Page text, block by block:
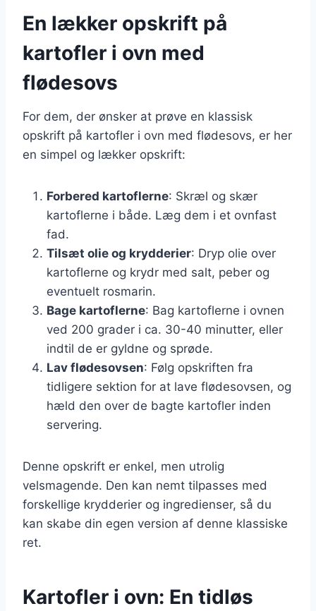
En lækker opskrift på
kartofler i ovn med
flødesovs
For dem, der ønsker at prøve en klassisk
opskrift på kartofler i ovn med flødesovs, er her
en simpel og lækker opskrift:
Forbered kartoflerne: Skræl og skær
kartoflerne i både. Læg dem i et ovnfast
fad.
Tilsæt olie og krydderier: Dryp olie over
kartoflerne og krydr med salt, peber og
eventuelt rosmarin.
Bage kartoflerne: Bag kartoflerne i ovnen
ved 200 grader i ca. 30-40 minutter, eller
indtil de er gyldne og sprøde.
Lav flødesovsen: Følg opskriften fra
tidligere sektion for at lave flødesovsen, og
hæld den over de bagte kartofler inden
servering.
Denne opskrift er enkel, men utrolig
velsmagende. Den kan nemt tilpasses med
forskellige krydderier og ingredienser, så du
kan skabe din egen version af denne klassiske
ret.
Kartofler i ovn: En tidløs